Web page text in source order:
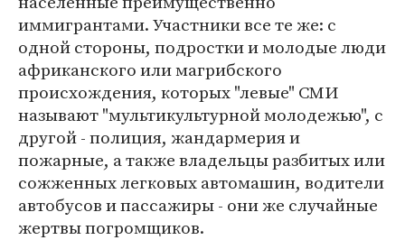
иммигрантами. Участники все те же: с
одной стороны, подростки и молодые люди
африканского или магрибского
происхождения, которых "левые" СМИ
называют "мультикультурной молодежью", с
другой - полиция, жандармерия и
пожарные, а также владельцы разбитых или
сожженных легковых автомашин, водители
автобусов и пассажиры - они же случайные
жертвы погромщиков.